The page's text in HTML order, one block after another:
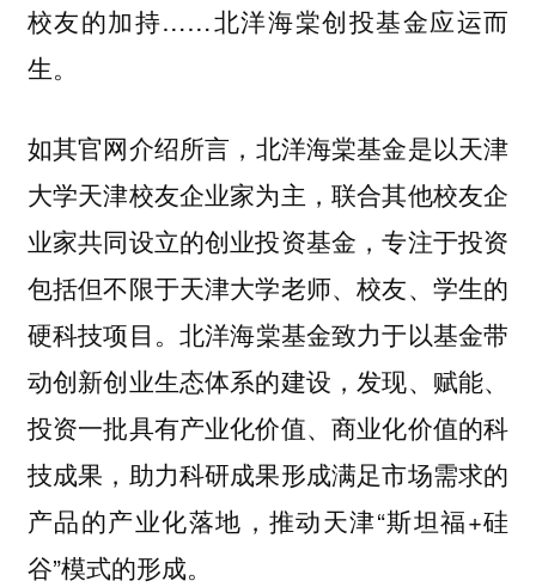
校友的加持……北洋海棠创投基金应运而
生。
如其官网介绍所言， 北洋海棠基金是以天津
大学天津校友企业家为主，联合其他校友企
业家共同设立的创业投资基金，专注于投资
包括但不限于天津大学老师、校友、学生的
硬科技项目。 北洋海棠基金致力于以基金带
动创新创业生态体系的建设，发现、赋能、
投资一批具有产业化价值、商业化价值的科
技成果，助力科研成果形成满足市场需求的
产品的产业化落地，推动天津“斯坦福+硅
谷”模式的形成。